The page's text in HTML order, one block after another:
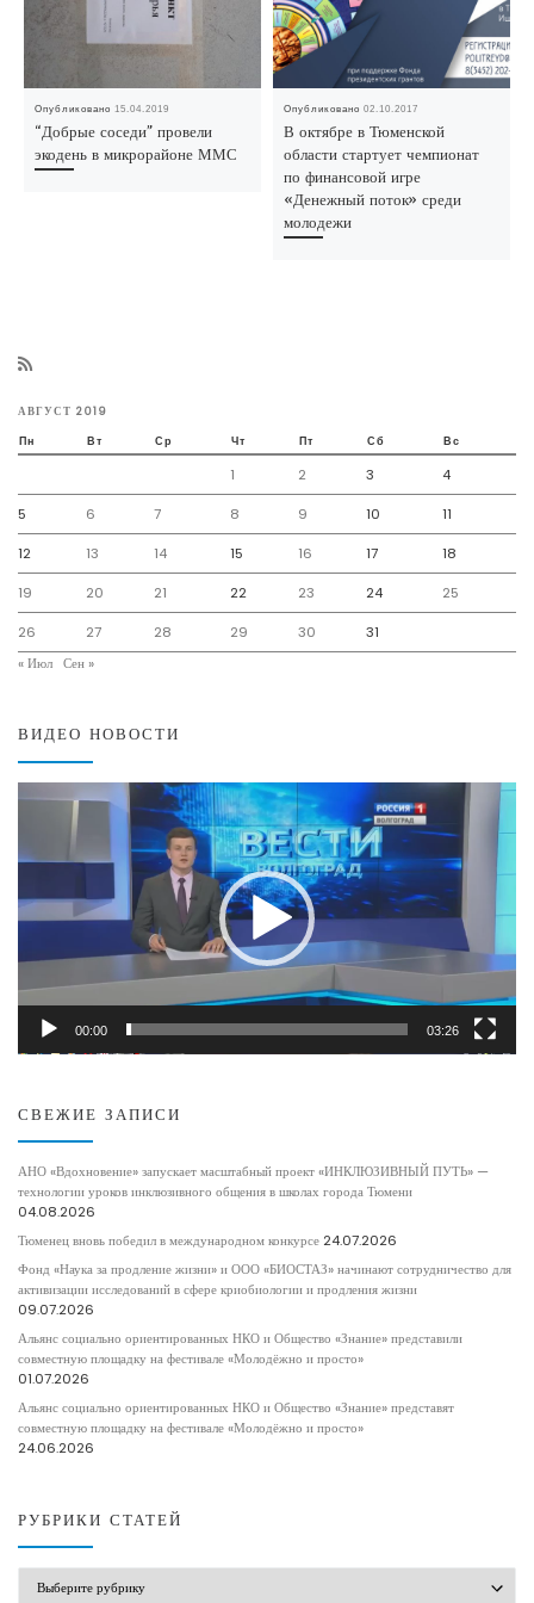
Опубликовано15.04.2019
“Добрые соседи” провели
экодень в микрорайоне ММС
Опубликовано02.10.2017
В октябре в Тюменской
области стартует чемпионат
по финансовой игре
«Денежный поток» среди
молодежи
АВГУСТ 2019
Пн Вт Ср Чт Пт Сб Вс
1 2 3 4
5 6 7 8 9 10 11
12 13 14 15 16 17 18
19 20 21 22 23 24 25
26 27 28 29 30
31
« Июл Сен »
ВИДЕО НОВОСТИ
00:00 03:26
СВЕЖИЕ ЗАПИСИ
АНО «Вдохновение» запускает масштабный проект «ИНКЛЮЗИВНЫЙ ПУТЬ» —
технологии уроков инклюзивного общения в школах города Тюмени
04.08.2026
Тюменец вновь победил в международном конкурсе 24.07.2026
Фонд «Наука за продление жизни» и ООО «БИОСТАЗ» начинают сотрудничество для
активизации исследований в сфере криобиологии и продления жизни
09.07.2026
Альянс социально ориентированных НКО и Общество «Знание» представили
совместную площадку на фестивале «Молодёжно и просто»
01.07.2026
Альянс социально ориентированных НКО и Общество «Знание» представят
совместную площадку на фестивале «Молодёжно и просто»
24.06.2026
РУБРИКИ СТАТЕЙ